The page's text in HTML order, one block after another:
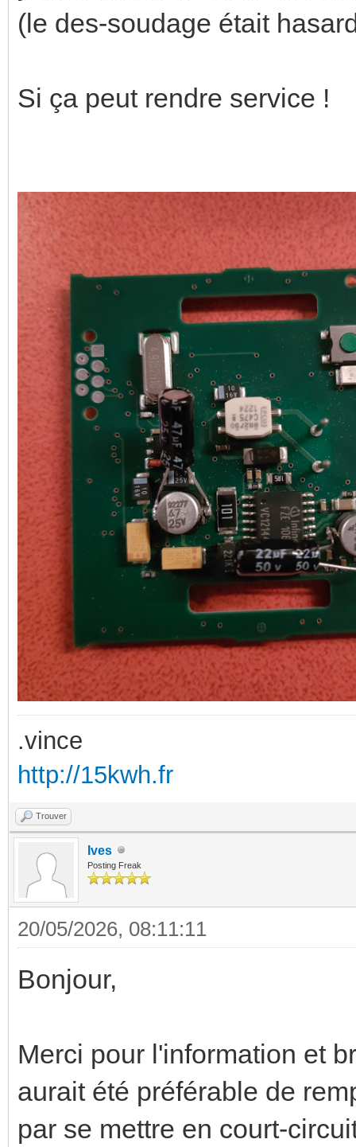
(le des-soudage était
Si ça peut rendre service !
.vince
http://15kwh.fr
Trouver
Ives
Posting Freak
20/05/2026, 08:11:11
Bonjour,
Merci pour l'information et
aurait été préférable de
par se mettre en court-